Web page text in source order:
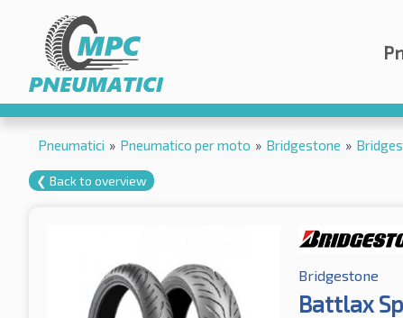
Pneumatici » Pneumatico per moto » Bridgestone »
❮ Back to overview
Bridgestone
Battlax